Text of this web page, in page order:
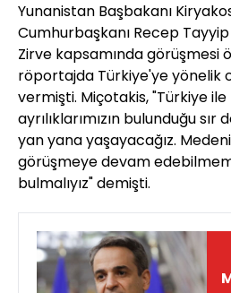
Yunanistan Başbakanı
Cumhurbaşkanı Recep
Zirve kapsamında görüşmesi
röportajda Türkiye'ye yönelik
vermişti. Miçotakis, "Türkiye
ayrılıklarımızın bulunduğu
yan yana yaşayacağız.
görüşmeye devam
bulmalıyız" demişti.